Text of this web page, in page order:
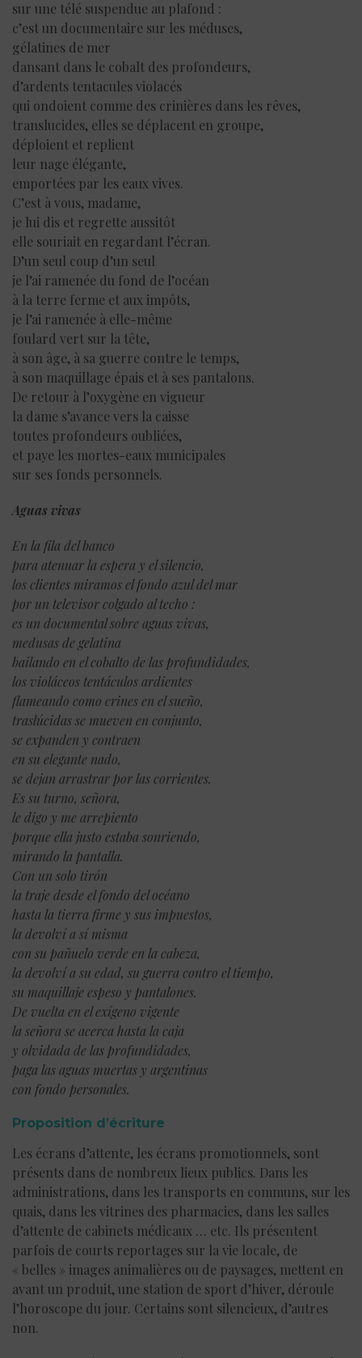
sur une télé suspendue au plafond :
c’est un documentaire sur les méduses,
gélatines de mer
dansant dans le cobalt des profondeurs,
d’ardents tentacules violacés
qui ondoient comme des crinières dans les rêves,
translucides, elles se déplacent en groupe,
déploient et replient
leur nage élégante,
emportées par les eaux vives.
C’est à vous, madame,
je lui dis et regrette aussitôt
elle souriait en regardant l’écran.
D’un seul coup d’un seul
je l’ai ramenée du fond de l’océan
à la terre ferme et aux impôts,
je l’ai ramenée à elle-même
foulard vert sur la tête,
à son âge, à sa guerre contre le temps,
à son maquillage épais et à ses pantalons.
De retour à l’oxygène en vigueur
la dame s’avance vers la caisse
toutes profondeurs oubliées,
et paye les mortes-eaux municipales
sur ses fonds personnels.
Aguas vivas
En la fila del banco
para atenuar la espera y el silencio,
los clientes miramos el fondo azul del mar
por un televisor colgado al techo :
es un documental sobre aguas vivas,
medusas de gelatina
bailando en el cobalto de las profundidades,
los violáceos tentáculos ardientes
flameando como crines en el sueño,
traslúcidas se mueven en conjunto,
se expanden y contraen
en su elegante nado,
se dejan arrastrar por las corrientes.
Es su turno, señora,
le digo y me arrepiento
porque ella justo estaba sonriendo,
mirando la pantalla.
Con un solo tirón
la traje desde el fondo del océano
hasta la tierra firme y sus impuestos,
la devolví a sí misma
con su pañuelo verde en la cabeza,
la devolví a su edad, su guerra contro el tiempo,
su maquillaje espeso y pantalones.
De vuelta en el exígeno vigente
la señora se acerca hasta la caja
y olvidada de las profundidades,
paga las aguas muertas y argentinas
con fondo personales.
Proposition d’écriture
Les écrans d’attente, les écrans promotionnels, sont
présents dans de nombreux lieux publics. Dans les
administrations, dans les transports en communs, sur les
quais, dans les vitrines des pharmacies, dans les salles
d’attente de cabinets médicaux … etc. Ils présentent
parfois de courts reportages sur la vie locale, de
« belles » images animalières ou de paysages, mettent en
avant un produit, une station de sport d’hiver, déroule
l’horoscope du jour. Certains sont silencieux, d’autres
non.